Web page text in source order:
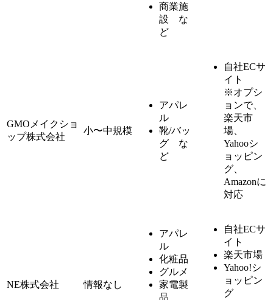
商業施
設 な
ど
GMOメイクショ
ップ株式会社
小〜中規模
アパレ
ル
靴/バッ
グ な
ど
自社ECサ
イト
※オプシ
ョンで、
楽天市
場、
Yahooシ
ョッピン
グ、
Amazonに
対応
NE株式会社 情報なし
アパレ
ル
化粧品
グルメ
家電製
品
自社ECサ
イト
楽天市場
Yahoo!シ
ョッピン
グ